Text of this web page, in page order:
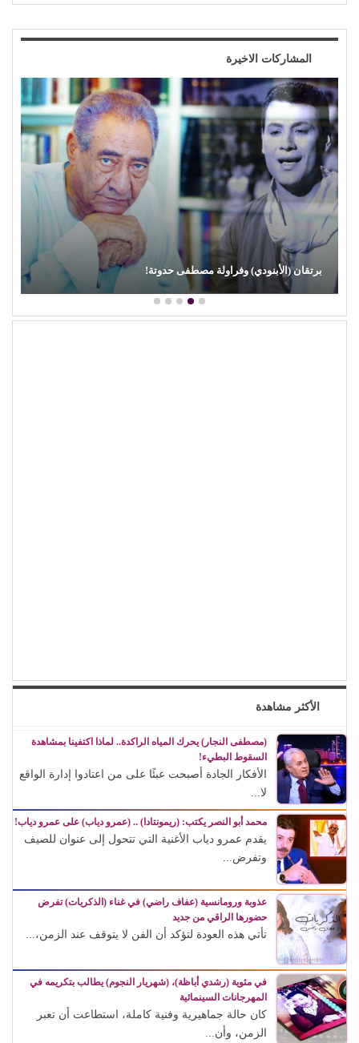
المشاركات الاخيرة
محمود عطية يكتب: سوق (الترند) واللحم الرخيص!
الأكثر مشاهدة
(مصطفى النجار) يحرك المياه الراكدة.. لماذا اكتفينا بمشاهدة
السقوط البطيء!
الأفكار الجادة أصبحت عبئًا على من اعتادوا إدارة الواقع
لا...
محمد أبو النصر يكتب: (ريمونتادا) .. (عمرو دياب) على عمرو دياب!
يقدم عمرو دياب الأغنية التي تتحول إلى عنوان للصيف
وتفرض...
عذوبة ورومانسية (عفاف راضي) في غناء (الذكريات) تفرض
حضورها الراقي من جديد
تأتي هذه العودة لتؤكد أن الفن لا يتوقف عند الزمن،...
في مئوية (رشدي أباظة)، (شهريار النجوم) يطالب بتكريمه في
المهرجانات السينمائية
كان حالة جماهيرية وفنية كاملة، استطاعت أن تعبر
الزمن، وأن...